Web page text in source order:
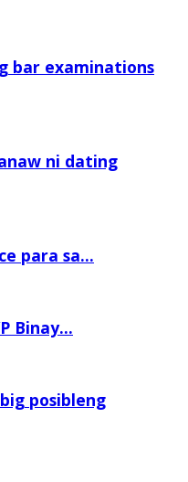
bar examinations
ni dating
para sa...
Binay...
posibleng